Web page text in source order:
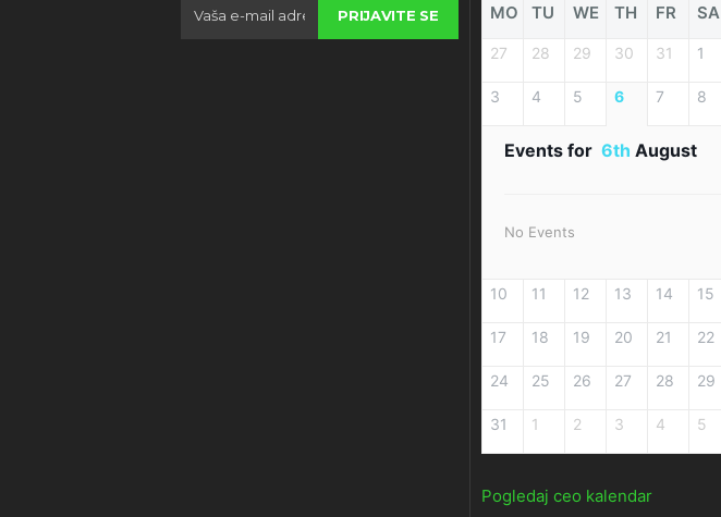
PRIJAVITE SE MO TU WE TH FR SA
27 28 29 30 31 1
3 4 5 6 7 8
Events for 6th August
No Events
10 11 12 13 14 15
17 18 19 20 21 22
24 25 26 27 28 29
31 1 2 3 4 5
Pogledaj ceo kalendar